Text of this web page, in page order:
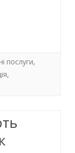
послуги,
,